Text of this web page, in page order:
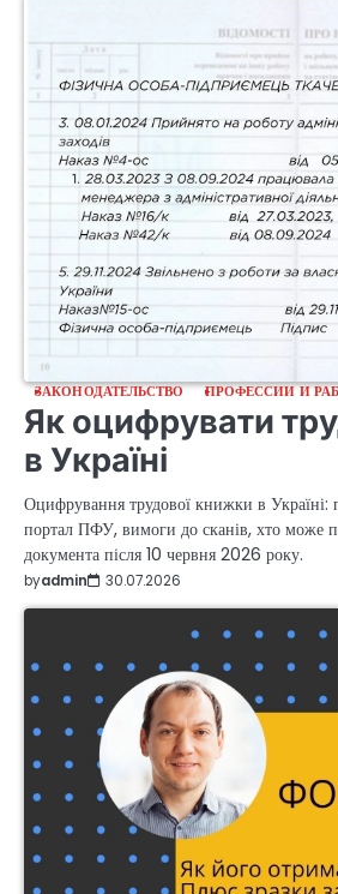
ЗАКОНОДАТЕЛЬСТВО ПРОФЕССИИ И
Як оцифрувати
в Україні
Оцифрування трудової книжки в Україні:
портал ПФУ, вимоги до сканів, хто може
документа після 10 червня 2026 року.
byadmin 30.07.2026